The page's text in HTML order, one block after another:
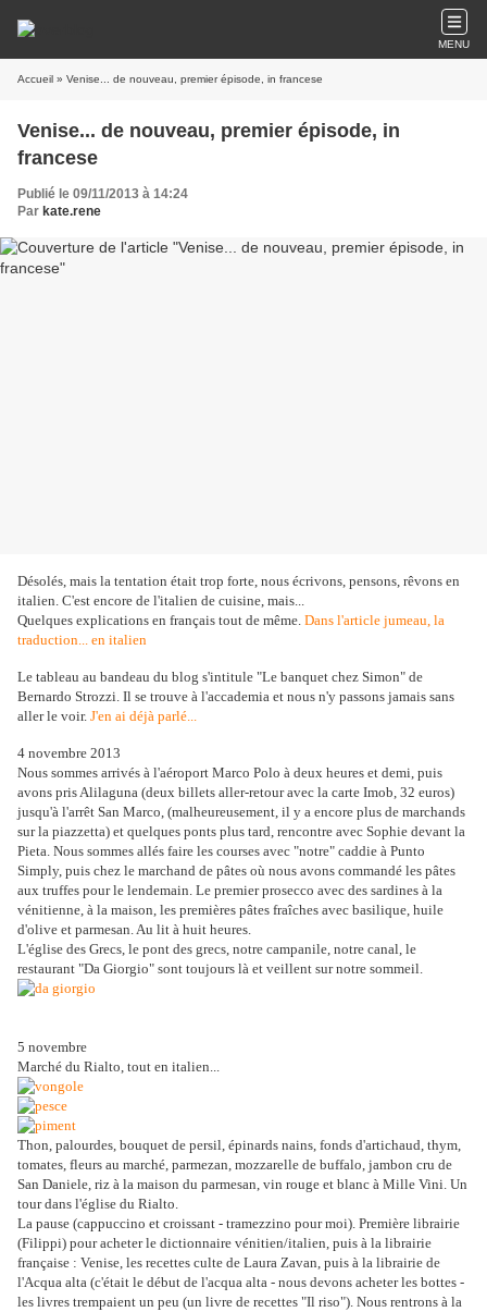
MENU
Accueil » Venise... de nouveau, premier épisode, in francese
Venise... de nouveau, premier épisode, in
francese
Publié le 09/11/2013 à 14:24
Par kate.rene
Désolés, mais la tentation était trop forte, nous écrivons, pensons, rêvons en
italien. C'est encore de l'italien de cuisine, mais...
Quelques explications en français tout de même. Dans l'article jumeau, la
traduction... en italien
Le tableau au bandeau du blog s'intitule "Le banquet chez Simon" de
Bernardo Strozzi. Il se trouve à l'accademia et nous n'y passons jamais sans
aller le voir. J'en ai déjà parlé...
4 novembre 2013
Nous sommes arrivés à l'aéroport Marco Polo à deux heures et demi, puis
avons pris Alilaguna (deux billets aller-retour avec la carte Imob, 32 euros)
jusqu'à l'arrêt San Marco, (malheureusement, il y a encore plus de marchands
sur la piazzetta) et quelques ponts plus tard, rencontre avec Sophie devant la
Pieta. Nous sommes allés faire les courses avec "notre" caddie à Punto
Simply, puis chez le marchand de pâtes où nous avons commandé les pâtes
aux truffes pour le lendemain. Le premier prosecco avec des sardines à la
vénitienne, à la maison, les premières pâtes fraîches avec basilique, huile
d'olive et parmesan. Au lit à huit heures.
L'église des Grecs, le pont des grecs, notre campanile, notre canal, le
restaurant "Da Giorgio" sont toujours là et veillent sur notre sommeil.
5 novembre
Marché du Rialto, tout en italien...
Thon, palourdes, bouquet de persil, épinards nains, fonds d'artichaud, thym,
tomates, fleurs au marché, parmezan, mozzarelle de buffalo, jambon cru de
San Daniele, riz à la maison du parmesan, vin rouge et blanc à Mille Vini. Un
tour dans l'église du Rialto.
La pause (cappuccino et croissant - tramezzino pour moi). Première librairie
(Filippi) pour acheter le dictionnaire vénitien/italien, puis à la librairie
française : Venise, les recettes culte de Laura Zavan, puis à la librairie de
l'Acqua alta (c'était le début de l'acqua alta - nous devons acheter les bottes -
les livres trempaient un peu (un livre de recettes "Il riso"). Nous rentrons à la